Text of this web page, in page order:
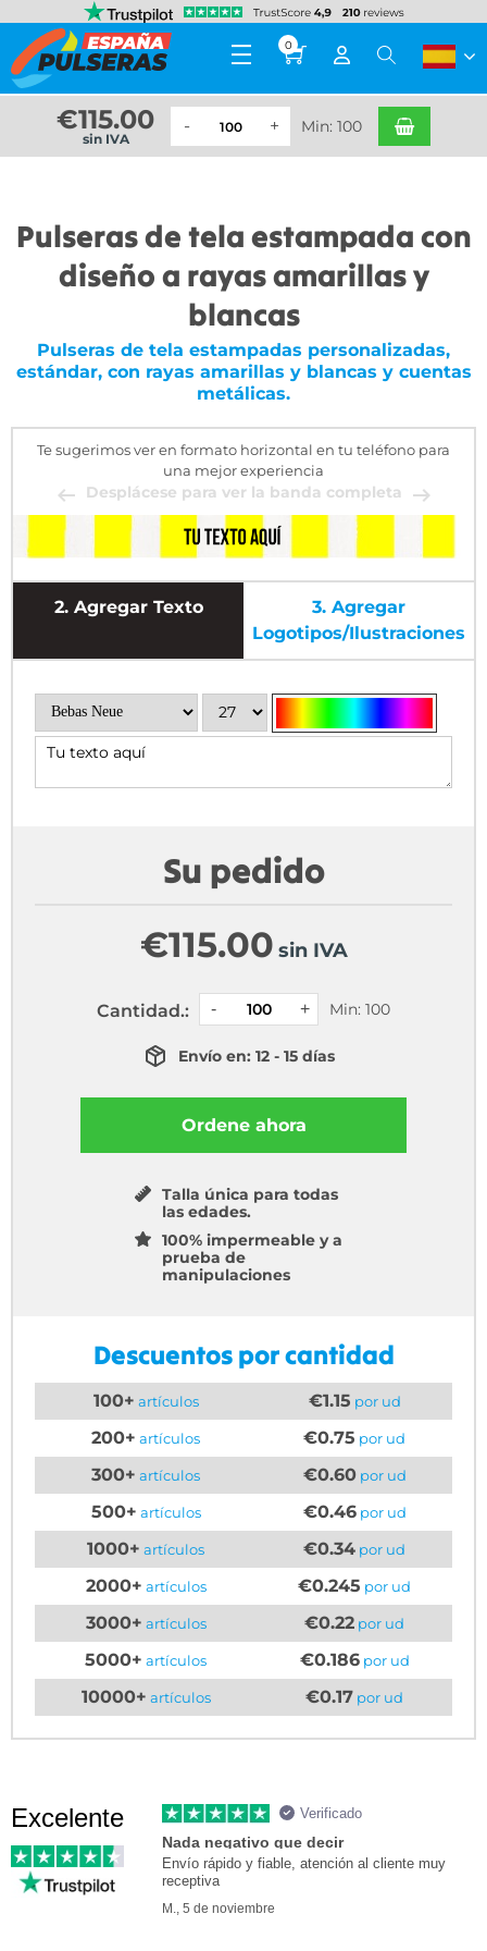
0
€115.00
sin IVA
Min: 100
Pulseras de tela estampada con
diseño a rayas amarillas y
blancas
Pulseras de tela estampadas personalizadas,
estándar, con rayas amarillas y blancas y cuentas
metálicas.
Te sugerimos ver en formato horizontal en tu teléfono para
una mejor experiencia
Desplácese para ver la banda completa
2. Agregar Texto 3. Agregar
Logotipos/ilustraciones
Su pedido
€115.00 sin IVA
Cantidad.: Min: 100
Envío en: 12 - 15 días
Ordene ahora
Talla única para todas
las edades.
100% impermeable y a
prueba de
manipulaciones
Descuentos por cantidad
100+ artículos €1.15 por ud
200+ artículos €0.75 por ud
300+ artículos €0.60por ud
500+ artículos €0.46por ud
1000+ artículos €0.34 por ud
2000+ artículos €0.245 por ud
3000+ artículos €0.22 por ud
5000+ artículos €0.186por ud
10000+ artículos €0.17 por ud
Excelente Verificado
Nada negativo que decir
Envío rápido y fiable, atención al cliente muy
receptiva
M., 5 de noviembre